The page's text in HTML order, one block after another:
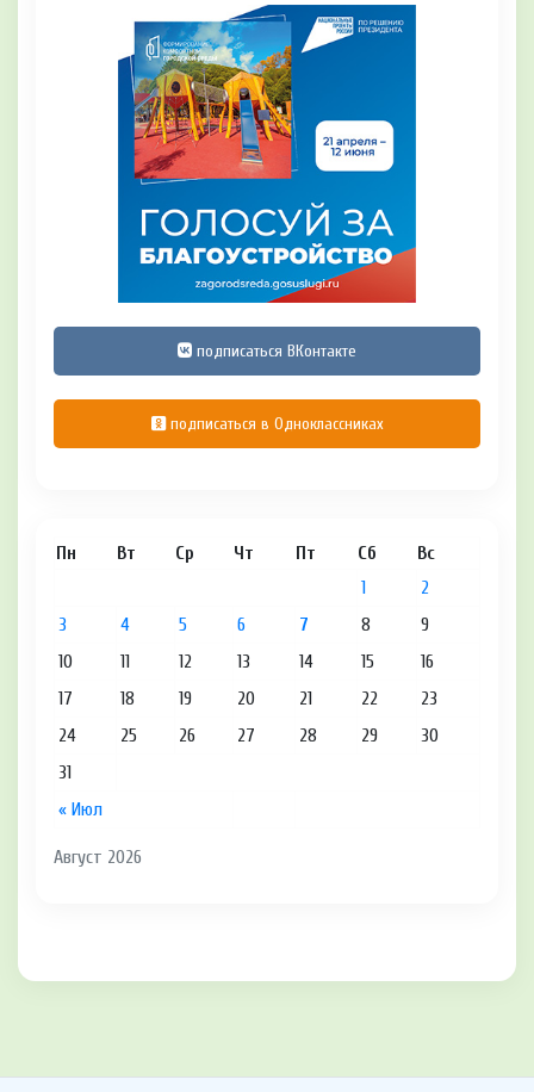
подписаться ВКонтакте
подписаться в Одноклассниках
Август 2026
Пн Вт Ср Чт Пт Сб Вс
« Июл
1
2
3
4 5 6 7 8
9
10
11 12 13 14 15
16
17
18 19 20 21 22
23
24
25 26 27 28 29
30
31